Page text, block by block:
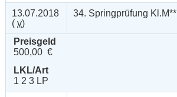
13.07.2018
( v)
34. Springprüfung Kl.M**
Preisgeld
500,00 €
LKL/Art
1 2 3 LP